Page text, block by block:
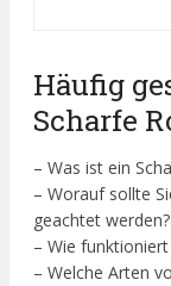
Häufig
Scharfe
– Was ist ein
– Worauf sollte
geachtet werden?
– Wie
– Welche Arten